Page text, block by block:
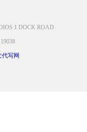
1 DOCK ROAD
代写网